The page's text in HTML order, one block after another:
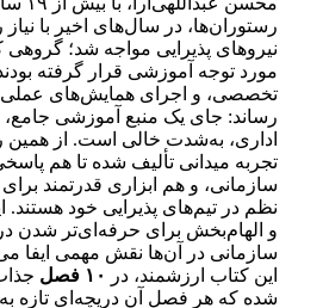
رستوران‌ها، در سال‌های اخیر با
نیروهای پذیرایی مواجه شد؛ گروهی
مورد توجه آموزشی قرار گرفته
تخصصی، و اجرای همایش‌های عملی
رساند: جای یک منبع آموزشی
اداری، به‌شدت خالی است. از همین
تجربه میدانی تألیف شده تا هم
سازمانی، و هم ابزاری قدرتمند
نظم در تیم‌های پذیرایی خود هستند.
و الهام‌بخش برای حرفه‌ای‌تر شدن
سازمانی در آن‌ها نقش مهمی ایفا
این کتاب ارزشمند، در
شده که هر فصل آن دریچه‌ای تازه